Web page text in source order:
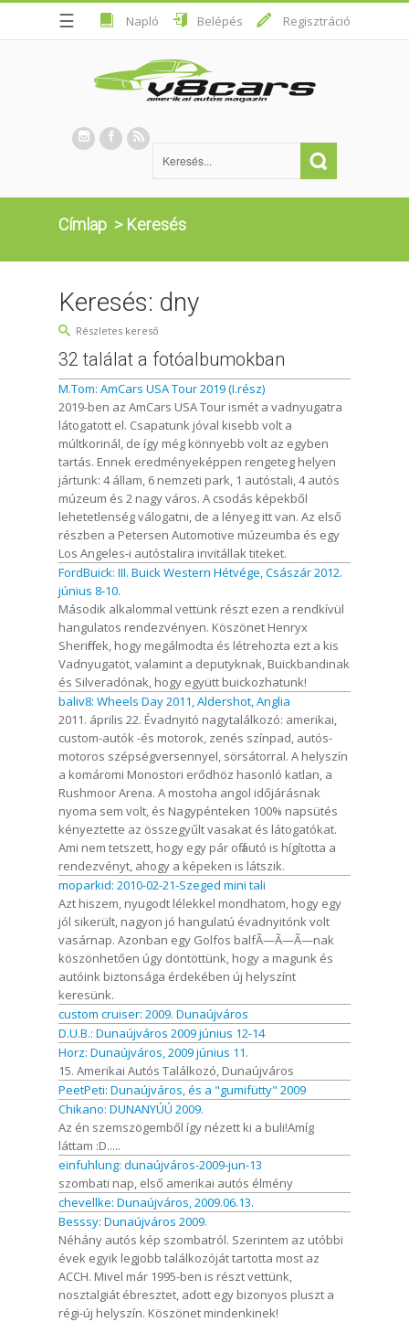
☰ Napló Belépés Regisztráció
Címlap > Keresés
Keresés: dny
Részletes kereső
32 találat a fotóalbumokban
M.Tom: AmCars USA Tour 2019 (I.rész)
2019-ben az AmCars USA Tour ismét a vadnyugatra
látogatott el. Csapatunk jóval kisebb volt a
múltkorinál, de így még könnyebb volt az egyben
tartás. Ennek eredményeképpen rengeteg helyen
jártunk: 4 állam, 6 nemzeti park, 1 autóstali, 4 autós
múzeum és 2 nagy város. A csodás képekből
lehetetlenség válogatni, de a lényeg itt van. Az első
részben a Petersen Automotive múzeumba és egy
Los Angeles-i autóstalira invitállak titeket.
FordBuick: III. Buick Western Hétvége, Császár 2012.
június 8-10.
Második alkalommal vettünk részt ezen a rendkívül
hangulatos rendezvényen. Köszönet Henryx
Sheriffnek, hogy megálmodta és létrehozta ezt a kis
Vadnyugatot, valamint a deputyknak, Buickbandinak
és Silveradónak, hogy együtt buickozhatunk!
baliv8: Wheels Day 2011, Aldershot, Anglia
2011. április 22. Évadnyitó nagytalálkozó: amerikai,
custom-autók -és motorok, zenés színpad, autós-
motoros szépségversennyel, sörsátorral. A helyszín
a komáromi Monostori erődhöz hasonló katlan, a
Rushmoor Arena. A mostoha angol időjárásnak
nyoma sem volt, és Nagypénteken 100% napsütés
kényeztette az összegyűlt vasakat és látogatókat.
Ami nem tetszett, hogy egy pár off autó is hígította a
rendezvényt, ahogy a képeken is látszik.
moparkid: 2010-02-21-Szeged mini tali
Azt hiszem, nyugodt lélekkel mondhatom, hogy egy
jól sikerült, nagyon jó hangulatú évadnyitónk volt
vasárnap. Azonban egy Golfos balfÃ—Ã—Ã—nak
köszönhetően úgy döntöttünk, hogy a magunk és
autóink biztonsága érdekében új helyszínt
keresünk.
custom cruiser: 2009. Dunaújváros
D.U.B.: Dunaújváros 2009 június 12-14
Horz: Dunaújváros, 2009 június 11.
15. Amerikai Autós Találkozó, Dunaújváros
PeetPeti: Dunaújváros, és a "gumifütty" 2009
Chikano: DUNANYÚÚ 2009.
Az én szemszögemből így nézett ki a buli!Amíg
láttam :D.....
einfuhlung: dunaújváros-2009-jun-13
szombati nap, első amerikai autós élmény
chevellke: Dunaújváros, 2009.06.13.
Besssy: Dunaújváros 2009.
Néhány autós kép szombatról. Szerintem az utóbbi
évek egyik legjobb találkozóját tartotta most az
ACCH. Mivel már 1995-ben is részt vettünk,
nosztalgiát ébresztet, adott egy bizonyos pluszt a
régi-új helyszín. Köszönet mindenkinek!